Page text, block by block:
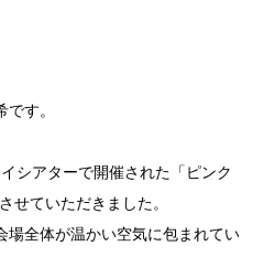
す。
シアターで開催された「ピンク
せていただきました。
場全体が温かい空気に包まれてい